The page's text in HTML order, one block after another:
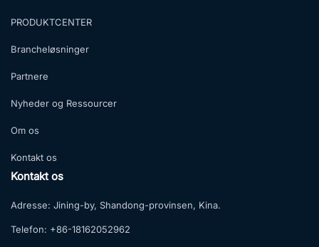
PRODUKTCENTER
Brancheløsninger
Partnere
Nyheder og Ressourcer
Om os
Kontakt os
Kontakt os
Adresse: Jining-by, Shandong-provinsen, Kina.
Telefon: +86-18162052962